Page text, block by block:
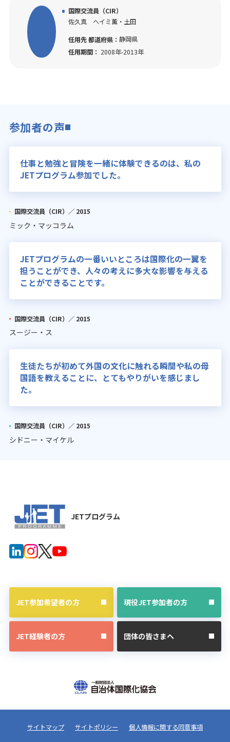
国際交流員（CIR）
佐久真 ヘイミ薫・土田
任用先 都道府県： 静岡県
任用期間： 2008年-2013年
参加者の声
仕事と勉強と冒険を一緒に体験できるのは、私の
JETプログラム参加でした。
国際交流員（CIR）／ 2015
ミック・マッコラム
JETプログラムの一番いいところは国際化の一翼を
担うことができ、人々の考えに多大な影響を与える
ことができることです。
国際交流員（CIR）／ 2015
スージー・ス
生徒たちが初めて外国の文化に触れる瞬間や私の母
国語を教えることに、とてもやりがいを感じまし
た。
国際交流員（CIR）／ 2015
シドニー・マイケル
JETプログラム
JET参加希望者の方 現役JET参加者の方
JET経験者の方 団体の皆さまへ
サイトマップ サイトポリシー 個人情報に関する同意事項